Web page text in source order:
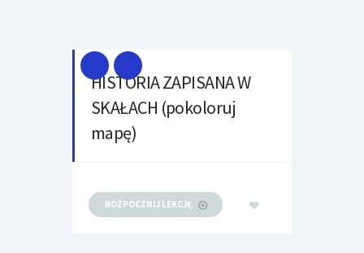
HISTORIA ZAPISANA W
SKAŁACH (pokoloruj
mapę)
ROZPOCZNIJ LEKCJĘ